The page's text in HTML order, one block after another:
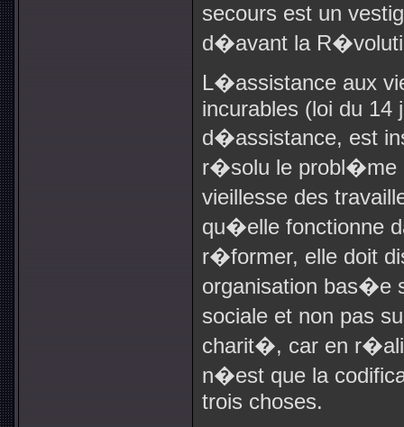
secours est un
d�avant la
L�assistance aux
incurables (loi du 14
d�assistance, est
r�solu le probl�me
vieillesse des
qu�elle fonctionne
r�former, elle doit
organisation bas�e
sociale et non pas
charit�, car en
n�est que la
trois choses.